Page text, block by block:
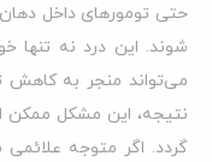
حتی تومورهای داخل دهان
شوند. این درد نه تنها
می‌تواند منجر به کاهش
نتیجه، این مشکل
گردد. اگر متوجه